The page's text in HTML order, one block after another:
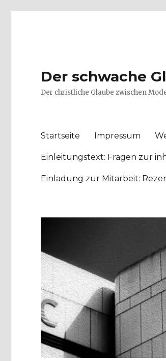
Der schwache
Der christliche Glaube zwischen
Startseite Impressum
Einleitungstext: Fragen zur
Einladung zur Mitarbeit: